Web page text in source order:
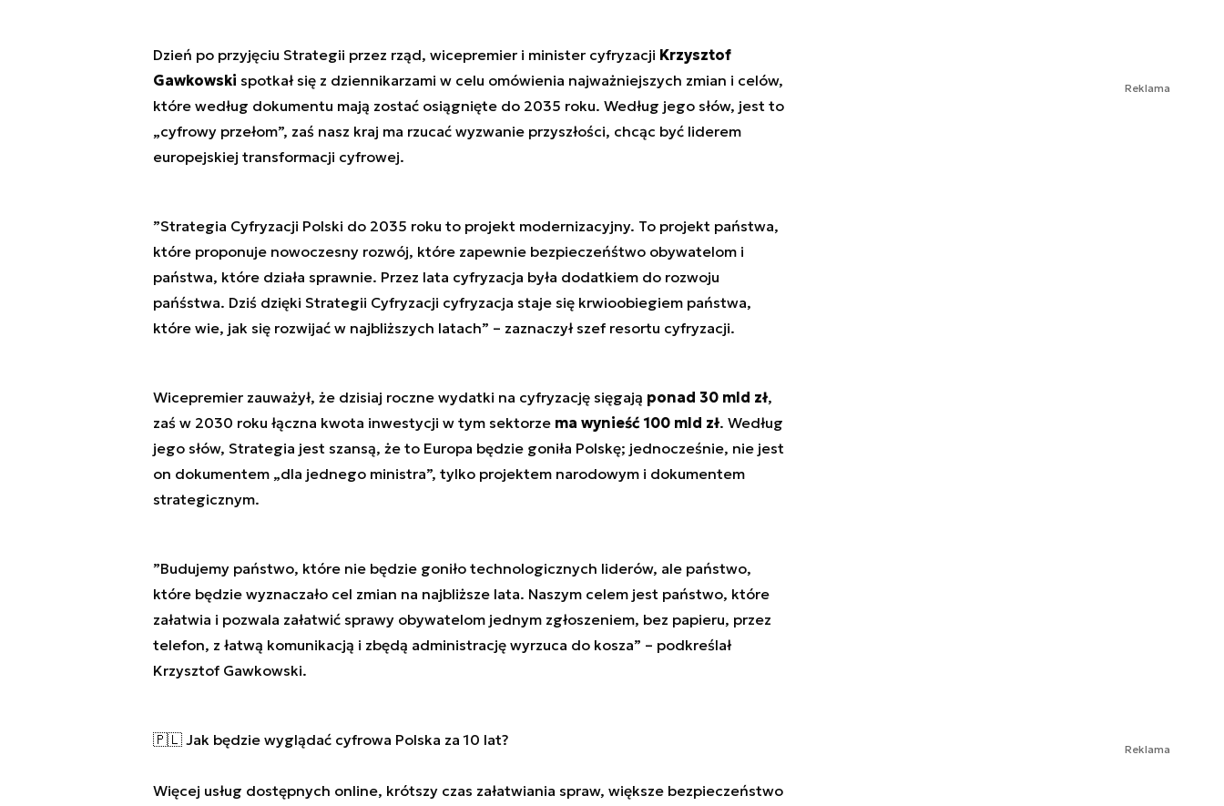
Dzień po przyjęciu Strategii przez rząd, wicepremier i minister cyfryzacji Krzysztof
Gawkowski spotkał się z dziennikarzami w celu omówienia najważniejszych zmian i celów,
które według dokumentu mają zostać osiągnięte do 2035 roku. Według jego słów, jest to
„cyfrowy przełom”, zaś nasz kraj ma rzucać wyzwanie przyszłości, chcąc być liderem
europejskiej transformacji cyfrowej.
”Strategia Cyfryzacji Polski do 2035 roku to projekt modernizacyjny. To projekt państwa,
które proponuje nowoczesny rozwój, które zapewnie bezpieczeńśtwo obywatelom i
państwa, które działa sprawnie. Przez lata cyfryzacja była dodatkiem do rozwoju
pańśstwa. Dziś dzięki Strategii Cyfryzacji cyfryzacja staje się krwioobiegiem państwa,
które wie, jak się rozwijać w najbliższych latach” – zaznaczył szef resortu cyfryzacji.
Wicepremier zauważył, że dzisiaj roczne wydatki na cyfryzację sięgają ponad 30 mld zł,
zaś w 2030 roku łączna kwota inwestycji w tym sektorze ma wynieść 100 mld zł. Według
jego słów, Strategia jest szansą, że to Europa będzie goniła Polskę; jednocześnie, nie jest
on dokumentem „dla jednego ministra”, tylko projektem narodowym i dokumentem
strategicznym.
”Budujemy państwo, które nie będzie goniło technologicznych liderów, ale państwo,
które będzie wyznaczało cel zmian na najbliższe lata. Naszym celem jest państwo, które
załatwia i pozwala załatwić sprawy obywatelom jednym zgłoszeniem, bez papieru, przez
telefon, z łatwą komunikacją i zbędą administrację wyrzuca do kosza” – podkreślał
Krzysztof Gawkowski.
🇵🇱 Jak będzie wyglądać cyfrowa Polska za 10 lat?
Więcej usług dostępnych online, krótszy czas załatwiania spraw, większe bezpieczeństwo
Reklama
Reklama